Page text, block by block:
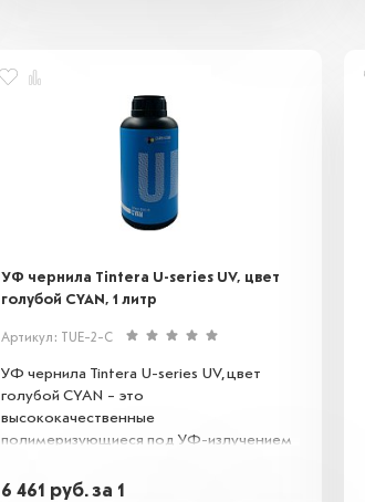
УФ чернила Tintera U-series UV, цвет
голубой CYAN, 1 литр
Артикул: TUE-2-C
УФ чернила Tintera U-series UV, цвет
голубой CYAN – это
высококачественные
полимеризующиеся под УФ-излучением
Обеспечивают яркое, устойчивое к
6 461 руб.за 1